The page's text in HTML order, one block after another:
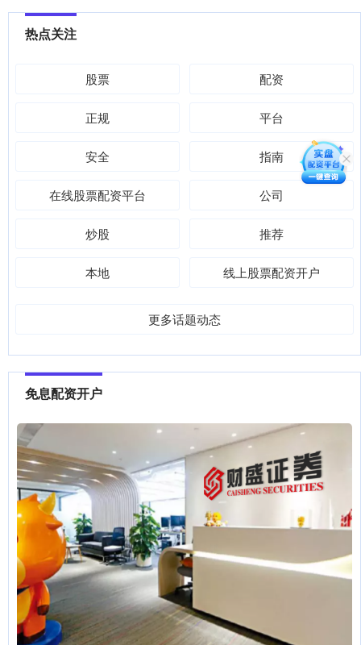
热点关注
股票 配资
正规 平台
安全 指南
在线股票配资平台 公司
炒股 推荐
本地 线上股票配资开户
更多话题动态
免息配资开户